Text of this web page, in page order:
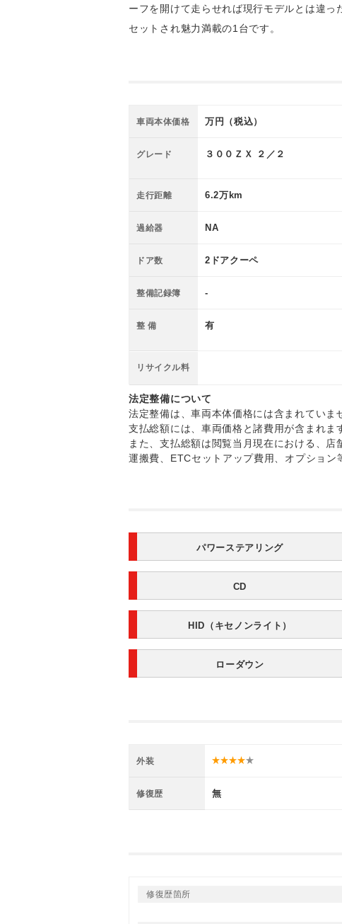
ＭＡＸ車高調◆エア
ーフを開けて走らせれば現行モデルとは違
セットされ魅力満載の1台です。
車両本体価格 万円（税込）
グレード ３００ＺＸ ２／２
走行距離 6.2万km
過給器 NA
ドア数 2ドアクーペ
整備記録簿 -
整 備 有
リサイクル料
法定整備について
法定整備は、車両本体価格には含まれていま
支払総額には、車両価格と諸費用が含まれま
また、支払総額は閲覧当月現在における、
運搬費、ETCセットアップ費用、オプション
パワーステアリング
CD
HID（キセノンライト）
ローダウン
外装
修復歴 無
修復歴箇所